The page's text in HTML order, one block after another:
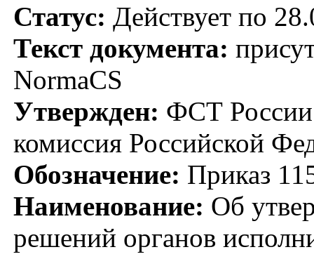
Статус: Действует по
Текст документа:
NormaCS
Утвержден: ФСТ России;
комиссия Российской
Обозначение: Приказ
Наименование: Об
решений органов